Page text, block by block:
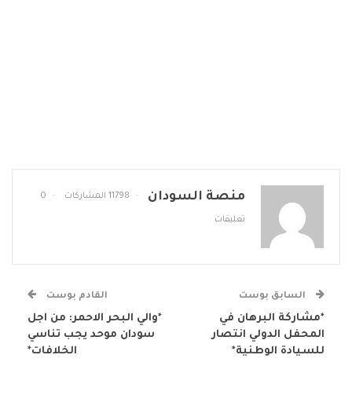
منصة السودان 11798 المشاركات 0
تعليقات
السابق بوست
*مشاركة البرهان في
المحفل الدولي انتصار
للسيادة الوطنية*
القادم بوست
*والي البحر الاحمر: من اجل
سودان موحد يجب تناسي
الخلافات*